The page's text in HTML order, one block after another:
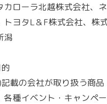
カローラ北越株式会社、
トヨタL＆F株式会社、株
潟
載の会社が取り扱う商品
各種イベント・キャンペ